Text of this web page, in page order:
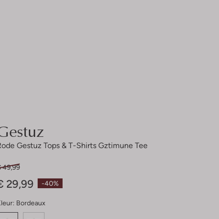
Gestuz Tops & T-Shirts Gztimune Tee
-40%
49,99
29,99
Bordeaux